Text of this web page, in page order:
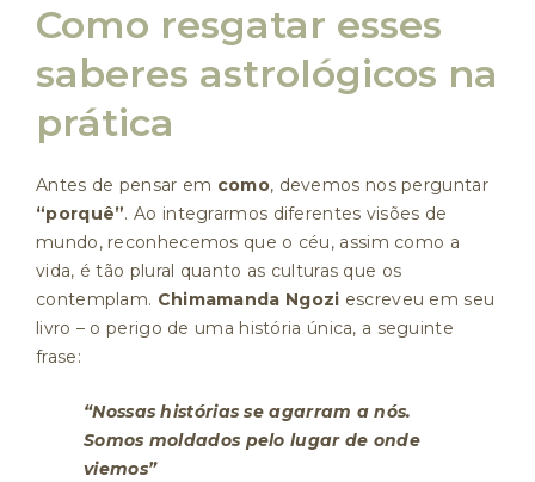
Como resgatar esses
saberes astrológicos na
prática
Antes de pensar em como, devemos nos perguntar
“porquê”. Ao integrarmos diferentes visões de
mundo, reconhecemos que o céu, assim como a
vida, é tão plural quanto as culturas que os
contemplam. Chimamanda Ngozi escreveu em seu
livro – o perigo de uma história única, a seguinte
frase:
“Nossas histórias se agarram a nós.
Somos moldados pelo lugar de onde
viemos”